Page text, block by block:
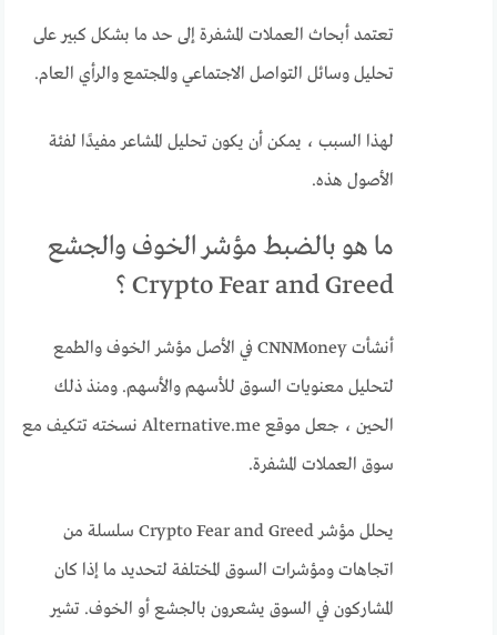
تعتمد أبحاث العملات المشفرة إلى حد ما بشكل كبير على
تحليل وسائل التواصل الاجتماعي والمجتمع والرأي العام.
لهذا السبب ، يمكن أن يكون تحليل المشاعر مفيدًا لفئة
الأصول هذه.
ما هو بالضبط مؤشر الخوف والجشع
Crypto Fear and Greed ؟
أنشأت CNNMoney في الأصل مؤشر الخوف والطمع
لتحليل معنويات السوق للأسهم والأسهم. ومنذ ذلك
الحين ، جعل موقع Alternative.me نسخته تتكيف مع
سوق العملات المشفرة.
يحلل مؤشر Crypto Fear and Greed سلسلة من
اتجاهات ومؤشرات السوق المختلفة لتحديد ما إذا كان
المشاركون في السوق يشعرون بالجشع أو الخوف. تشير